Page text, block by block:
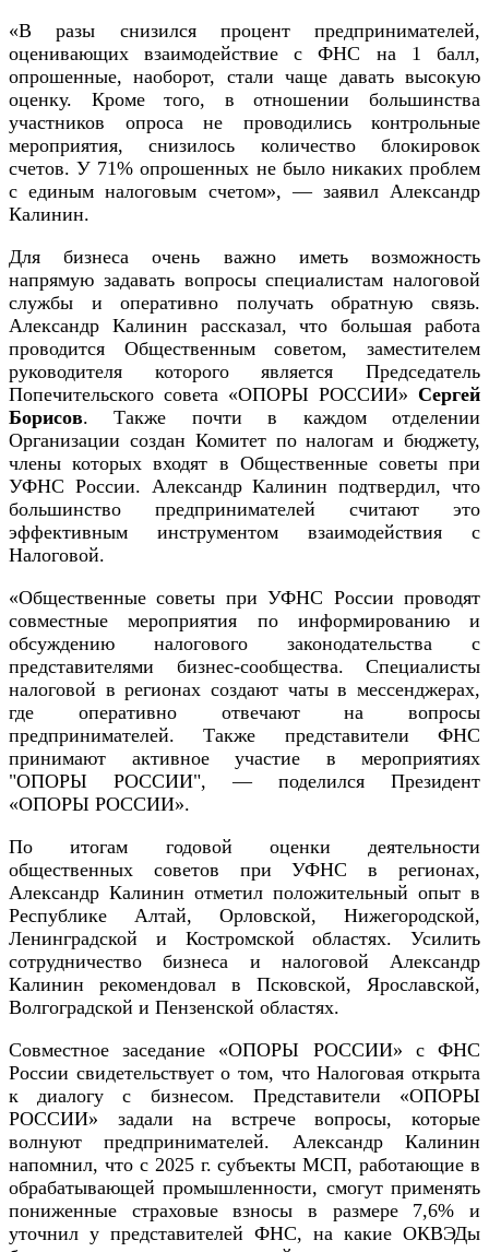
«В разы снизился процент предпринимателей,
оценивающих взаимодействие с ФНС на 1 балл,
опрошенные, наоборот, стали чаще давать высокую
оценку. Кроме того, в отношении большинства
участников опроса не проводились контрольные
мероприятия, снизилось количество блокировок
счетов. У 71% опрошенных не было никаких проблем
с единым налоговым счетом», — заявил Александр
Калинин.
Для бизнеса очень важно иметь возможность
напрямую задавать вопросы специалистам налоговой
службы и оперативно получать обратную связь.
Александр Калинин рассказал, что большая работа
проводится Общественным советом, заместителем
руководителя которого является Председатель
Попечительского совета «ОПОРЫ РОССИИ» Сергей
Борисов. Также почти в каждом отделении
Организации создан Комитет по налогам и бюджету,
члены которых входят в Общественные советы при
УФНС России. Александр Калинин подтвердил, что
большинство предпринимателей считают это
эффективным инструментом взаимодействия с
Налоговой.
«Общественные советы при УФНС России проводят
совместные мероприятия по информированию и
обсуждению налогового законодательства с
представителями бизнес-сообщества. Специалисты
налоговой в регионах создают чаты в мессенджерах,
где оперативно отвечают на вопросы
предпринимателей. Также представители ФНС
принимают активное участие в мероприятиях
"ОПОРЫ РОССИИ", — поделился Президент
«ОПОРЫ РОССИИ».
По итогам годовой оценки деятельности
общественных советов при УФНС в регионах,
Александр Калинин отметил положительный опыт в
Республике Алтай, Орловской, Нижегородской,
Ленинградской и Костромской областях. Усилить
сотрудничество бизнеса и налоговой Александр
Калинин рекомендовал в Псковской, Ярославской,
Волгоградской и Пензенской областях.
Совместное заседание «ОПОРЫ РОССИИ» с ФНС
России свидетельствует о том, что Налоговая открыта
к диалогу с бизнесом. Представители «ОПОРЫ
РОССИИ» задали на встрече вопросы, которые
волнуют предпринимателей. Александр Калинин
напомнил, что с 2025 г. субъекты МСП, работающие в
обрабатывающей промышленности, смогут применять
пониженные страховые взносы в размере 7,6% и
уточнил у представителей ФНС, на какие ОКВЭДы